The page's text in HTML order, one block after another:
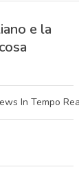
e la
In Tempo